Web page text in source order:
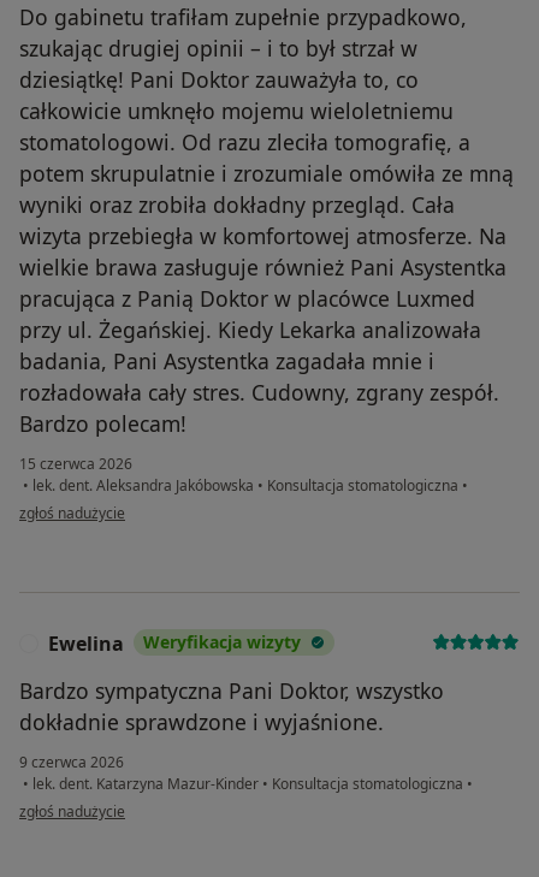
Do gabinetu trafiłam zupełnie przypadkowo,
szukając drugiej opinii – i to był strzał w
dziesiątkę! Pani Doktor zauważyła to, co
całkowicie umknęło mojemu wieloletniemu
stomatologowi. Od razu zleciła tomografię, a
potem skrupulatnie i zrozumiale omówiła ze mną
wyniki oraz zrobiła dokładny przegląd. Cała
wizyta przebiegła w komfortowej atmosferze. Na
wielkie brawa zasługuje również Pani Asystentka
pracująca z Panią Doktor w placówce Luxmed
przy ul. Żegańskiej. Kiedy Lekarka analizowała
badania, Pani Asystentka zagadała mnie i
rozładowała cały stres. Cudowny, zgrany zespół.
Bardzo polecam!
15 czerwca 2026
• lek. dent. Aleksandra Jakóbowska • Konsultacja stomatologiczna •
w opinii użytkownika Martyna
zgłoś nadużycie
Ewelina Weryfikacja wizyty
Bardzo sympatyczna Pani Doktor, wszystko
dokładnie sprawdzone i wyjaśnione.
9 czerwca 2026
• lek. dent. Katarzyna Mazur-Kinder • Konsultacja stomatologiczna •
w opinii użytkownika Ewelina
zgłoś nadużycie